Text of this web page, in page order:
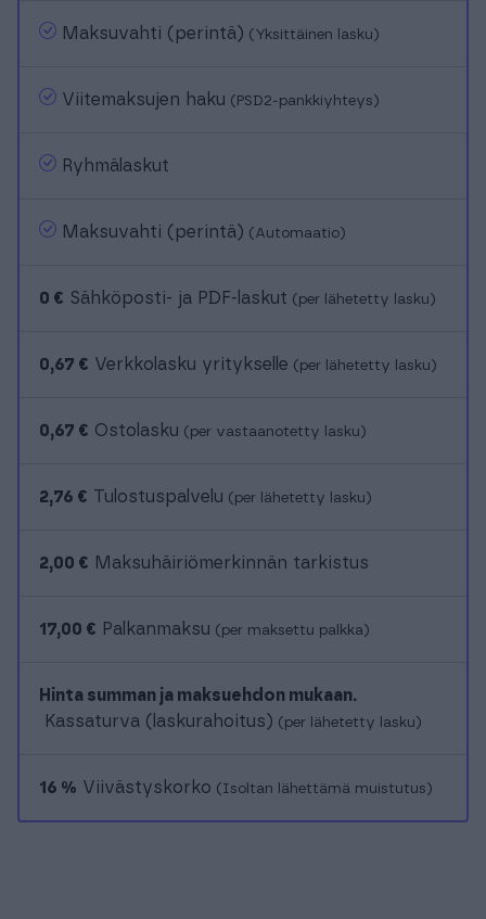
Maksuvahti (perintä) (Yksittäinen lasku)
Viitemaksujen haku (PSD2-pankkiyhteys)
Ryhmälaskut
Maksuvahti (perintä) (Automaatio)
0 € Sähköposti- ja PDF-laskut (per lähetetty lasku)
0,67 € Verkkolasku yritykselle (per lähetetty lasku)
0,67 € Ostolasku (per vastaanotetty lasku)
2,76 € Tulostuspalvelu (per lähetetty lasku)
2,00 € Maksuhäiriömerkinnän tarkistus
17,00 € Palkanmaksu (per maksettu palkka)
Hinta summan ja maksuehdon mukaan.
Kassaturva (laskurahoitus) (per lähetetty lasku)
16 % Viivästyskorko (Isoltan lähettämä muistutus)